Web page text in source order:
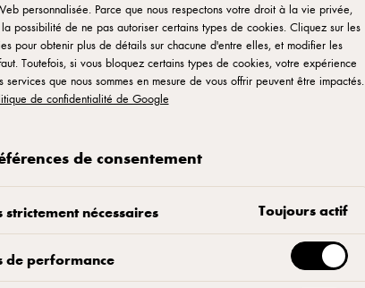
personnalisée. Parce que nous respectons votre droit à la vie privée,
la possibilité de ne pas autoriser certains types de cookies. Cliquez sur les
pour obtenir plus de détails sur chacune d'entre elles, et modifier les
Toutefois, si vous bloquez certains types de cookies, votre expérience
que nous sommes en mesure de vous offrir peuvent être impactés.
de confidentialité de Google
de consentement
strictement nécessaires Toujours actif
de performance